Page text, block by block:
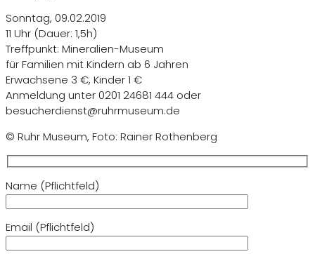
Sonntag, 09.02.2019
11 Uhr (Dauer: 1,5h)
Treffpunkt: Mineralien-Museum
für Familien mit Kindern ab 6 Jahren
Erwachsene 3 €, Kinder 1 €
Anmeldung unter 0201 24681 444 oder
besucherdienst@ruhrmuseum.de
© Ruhr Museum, Foto: Rainer Rothenberg
Name (Pflichtfeld)
Email (Pflichtfeld)